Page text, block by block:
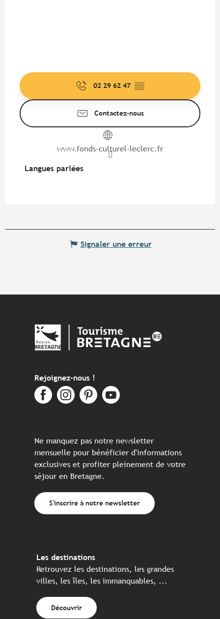
02 29 62 47 ▒▒
Contactez-nous
www.fonds-culturel-leclerc.fr
Langues parlées
Langues parlées
Signaler une erreur
Rejoignez-nous !
Ne manquez pas notre newsletter
mensuelle pour bénéficier d'informations
exclusives et profiter pleinement de votre
séjour en Bretagne.
S'inscrire à notre newsletter
Les destinations
Retrouvez les destinations, les grandes
villes, les îles, les immanquables, ...
Découvrir